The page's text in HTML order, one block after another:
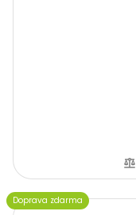
Doprava zdarma